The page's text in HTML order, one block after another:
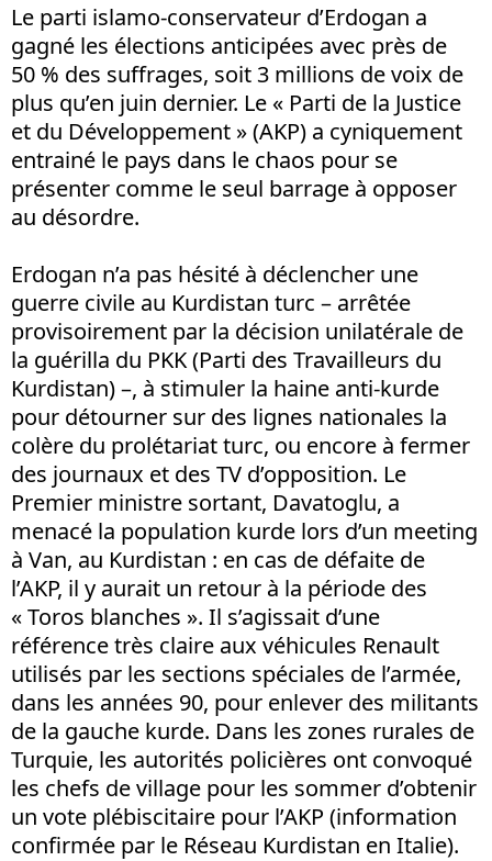
Le parti islamo-conservateur d’Erdogan a
gagné les élections anticipées avec près de
50 % des suffrages, soit 3 millions de voix de
plus qu’en juin dernier. Le « Parti de la Justice
et du Développement » (AKP) a cyniquement
entrainé le pays dans le chaos pour se
présenter comme le seul barrage à opposer
au désordre.
Erdogan n’a pas hésité à déclencher une
guerre civile au Kurdistan turc – arrêtée
provisoirement par la décision unilatérale de
la guérilla du PKK (Parti des Travailleurs du
Kurdistan) –, à stimuler la haine anti-kurde
pour détourner sur des lignes nationales la
colère du prolétariat turc, ou encore à fermer
des journaux et des TV d’opposition. Le
Premier ministre sortant, Davatoglu, a
menacé la population kurde lors d’un meeting
à Van, au Kurdistan : en cas de défaite de
l’AKP, il y aurait un retour à la période des
« Toros blanches ». Il s’agissait d’une
référence très claire aux véhicules Renault
utilisés par les sections spéciales de l’armée,
dans les années 90, pour enlever des militants
de la gauche kurde. Dans les zones rurales de
Turquie, les autorités policières ont convoqué
les chefs de village pour les sommer d’obtenir
un vote plébiscitaire pour l’AKP (information
confirmée par le Réseau Kurdistan en Italie).